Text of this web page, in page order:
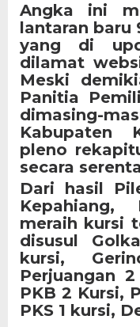
Angka ini
lantaran baru
yang di
dilamat
Meski
Panitia
dimasing-
Kabupaten
pleno
secara
Dari hasil
Kepahiang,
meraih kursi
disusul
kursi,
Perjuangan
PKB 2 Kursi,
PKS 1 kursi,